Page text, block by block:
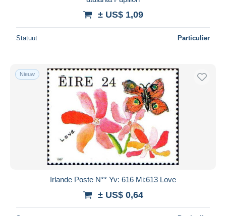
± US$ 1,09
Statuut Particulier
Nieuw
Irlande Poste N** Yv: 616 Mi:613 Love
± US$ 0,64